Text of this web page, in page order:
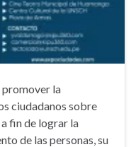
promover la
ciudadanos sobre
fin de lograr la
de las personas, su